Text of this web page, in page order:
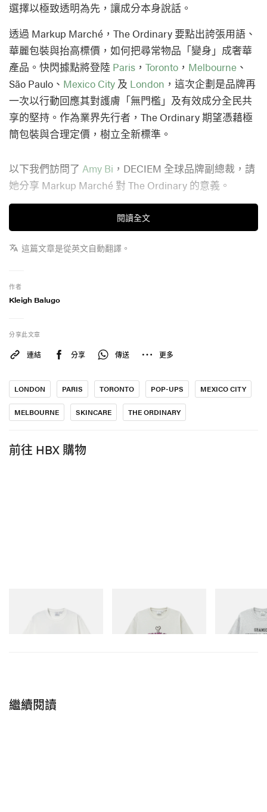
選擇以極致透明為先，讓成分本身說話。
透過 Markup Marché，The Ordinary 要點出誇張用語、
華麗包裝與抬高標價，如何把尋常物品「變身」成奢華
產品。快閃據點將登陸 Paris ， Toronto ， Melbourne 、
São Paulo、 Mexico City 及 London ，這次企劃是品牌再
一次以行動回應其對護膚「無門檻」及有效成分全民共
享的堅持。作為業界先行者，The Ordinary 期望憑藉極
簡包裝與合理定價，樹立全新標準。
以下我們訪問了 Amy Bi ，DECIEM 全球品牌副總裁，請
她分享 Markup Marché 對 The Ordinary 的意義。
關於 Markup Marché 的靈感來源
Markup Marché 的設計，就是用美容行銷產品的那一
市，想讓大家看到：如果一顆牛油果只是因為包裝浮
麼在護膚品上，我們卻甘心接受？
關於快閃店希望帶出的重點訊息
我們希望消費者明白，真正值得付錢的，是產品裡的成
分，而不是被炒作出的熱度。談到護膚，這也是為什麼
我們始終把透明度與教育放在首位——讓大家清楚知道
acid，再怎樣包裝、改名都不會改變。所以我們想強調
分照亮真相。許多成分其實在行內已存在數十年，卻依
然透過誇大宣稱、明星代言與各種行銷包裝再度賣給消
們對所有產品一以貫之的承諾。我們經常問自己：「如
閱讀全文
這篇文章是從英文自動翻譯。
作者
Kleigh Balugo
分享此文章
連結 分享 傳送 更多
LONDON PARIS TORONTO POP-UPS MEXICO CITY
MELBOURNE SKINCARE THE ORDINARY
前往 HBX 購物
Bone Tee Pigment Dyed
立即購入
Yosemite
立即購入
繼續閱讀